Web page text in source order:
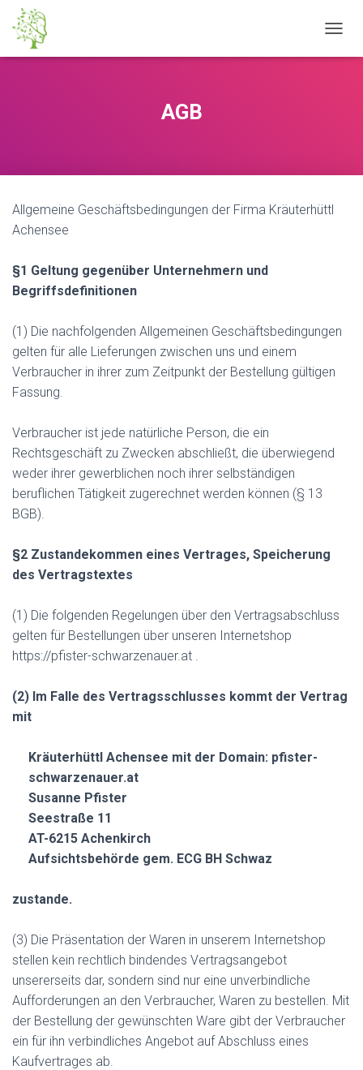
A
N
AGB
Allgemeine Geschäftsbedingungen der Firma Kräuterhüttl
Achensee
§1 Geltung gegenüber Unternehmern und
Begriffsdefinitionen
(1) Die nachfolgenden Allgemeinen Geschäftsbedingungen
gelten für alle Lieferungen zwischen uns und einem
Verbraucher in ihrer zum Zeitpunkt der Bestellung gültigen
Fassung.
Verbraucher ist jede natürliche Person, die ein
Rechtsgeschäft zu Zwecken abschließt, die überwiegend
weder ihrer gewerblichen noch ihrer selbständigen
beruflichen Tätigkeit zugerechnet werden können (§ 13
BGB).
§2 Zustandekommen eines Vertrages, Speicherung
des Vertragstextes
(1) Die folgenden Regelungen über den Vertragsabschluss
gelten für Bestellungen über unseren Internetshop
https://pfister-schwarzenauer.at .
(2) Im Falle des Vertragsschlusses kommt der Vertrag
mit
Kräuterhüttl Achensee mit der Domain: pfister-
schwarzenauer.at
Susanne Pfister
Seestraße 11
AT-6215 Achenkirch
Aufsichtsbehörde gem. ECG BH Schwaz
zustande.
(3) Die Präsentation der Waren in unserem Internetshop
stellen kein rechtlich bindendes Vertragsangebot
unsererseits dar, sondern sind nur eine unverbindliche
Aufforderungen an den Verbraucher, Waren zu bestellen. Mit
der Bestellung der gewünschten Ware gibt der Verbraucher
ein für ihn verbindliches Angebot auf Abschluss eines
Kaufvertrages ab.